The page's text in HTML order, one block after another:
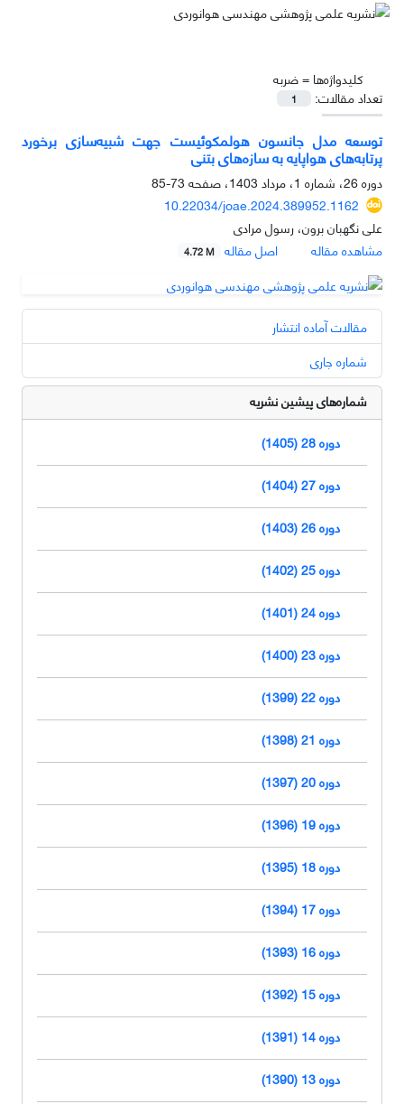
کلیدواژه‌ها =ضربه
تعداد مقالات:
1
توسعه مدل جانسون هولمکوئیست جهت شبیه‌سازی برخورد
پرتابه‌های هواپایه به سازه‌های بتنی
دوره 26، شماره 1، مرداد 1403، صفحه
73-85
10.22034/joae.2024.389952.1162
علی نگهبان برون، رسول مرادی
مشاهده مقاله
اصل مقاله 4.72 M
مقالات آماده انتشار
شماره جاری
شماره‌های پیشین نشریه
دوره 28 (1405)
دوره 27 (1404)
دوره 26 (1403)
دوره 25 (1402)
دوره 24 (1401)
دوره 23 (1400)
دوره 22 (1399)
دوره 21 (1398)
دوره 20 (1397)
دوره 19 (1396)
دوره 18 (1395)
دوره 17 (1394)
دوره 16 (1393)
دوره 15 (1392)
دوره 14 (1391)
دوره 13 (1390)